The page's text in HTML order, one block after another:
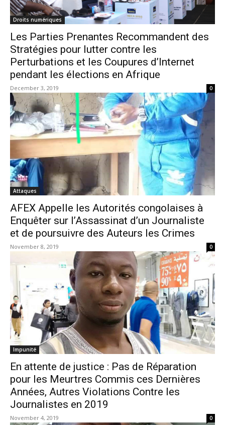
Droits numériques
Les Parties Prenantes Recommandent des
Stratégies pour lutter contre les
Perturbations et les Coupures d’Internet
pendant les élections en Afrique
December 3, 2019 0
Attaques
AFEX Appelle les Autorités congolaises à
Enquêter sur l’Assassinat d’un Journaliste
et de poursuivre des Auteurs les Crimes
November 8, 2019 0
Impunité
En attente de justice : Pas de Réparation
pour les Meurtres Commis ces Dernières
Années, Autres Violations Contre les
Journalistes en 2019
November 4, 2019 0